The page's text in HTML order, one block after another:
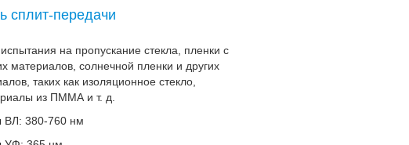
сплит-передачи
на пропускание стекла, пленки с
материалов, солнечной пленки и других
таких как изоляционное стекло,
из ПММА и т. д.
ВЛ: 380-760 нм